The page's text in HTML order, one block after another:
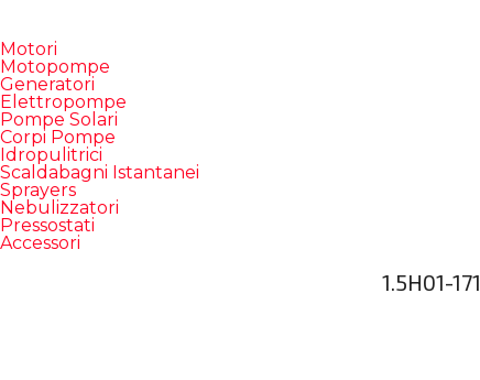
Motori
Motopompe
Generatori
Elettropompe
Pompe Solari
Corpi Pompe
Idropulitrici
Scaldabagni Istantanei
Sprayers
Nebulizzatori
Pressostati
Accessori
1.5H01-171